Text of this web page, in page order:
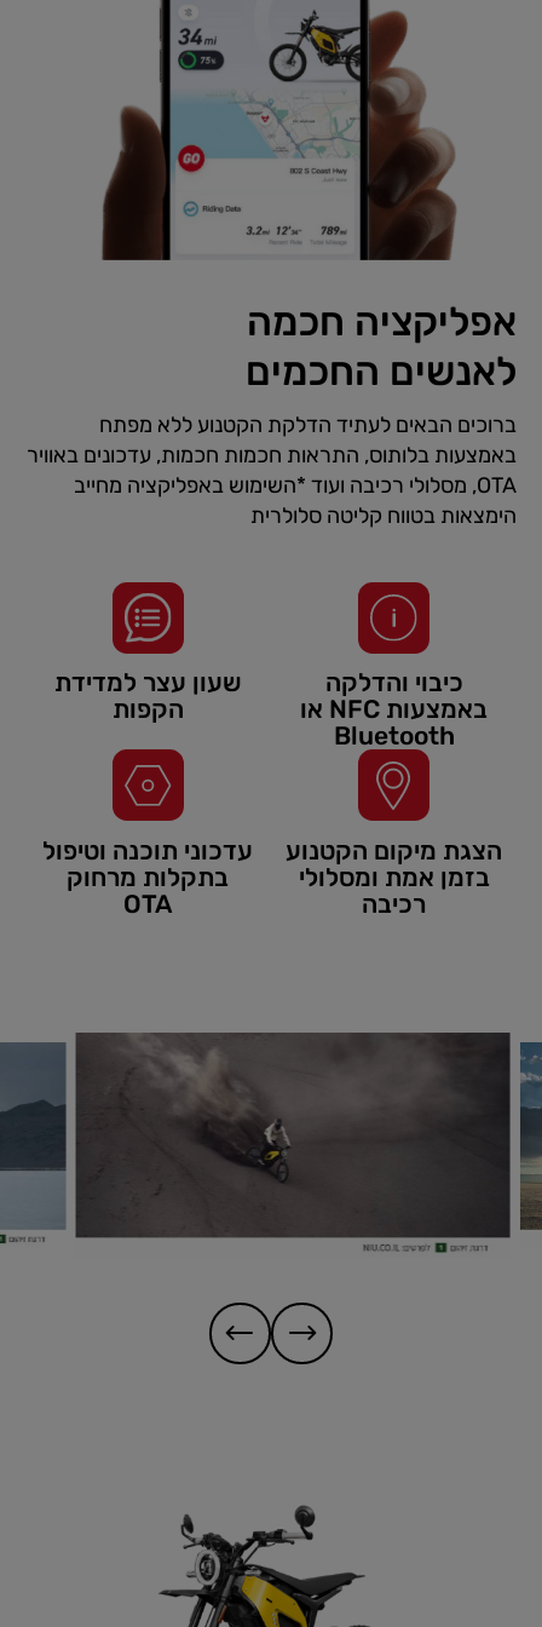
אפליקציה חכמה
לאנשים החכמים
ברוכים הבאים לעתיד הדלקת הקטנוע ללא מפתח
באמצעות בלותוס, התראות חכמות חכמות, עדכונים באוויר
OTA, מסלולי רכיבה ועוד *השימוש באפליקציה מחייב
הימצאות בטווח קליטה סלולרית
כיבוי והדלקה
באמצעות NFC או
Bluetooth
שעון עצר למדידת
הקפות
הצגת מיקום הקטנוע
בזמן אמת ומסלולי
רכיבה
עדכוני תוכנה וטיפול
בתקלות מרחוק
OTA
גלריית
תמונות